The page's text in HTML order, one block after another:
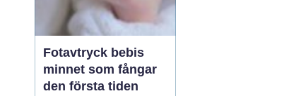
Fotavtryck bebis
minnet som fångar
den första tiden